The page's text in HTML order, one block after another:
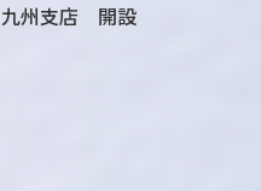
九州支店 開設